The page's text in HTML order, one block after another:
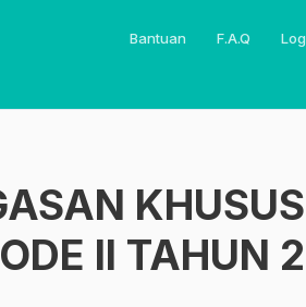
Bantuan F.A.Q
KHUSUS
II TAHUN